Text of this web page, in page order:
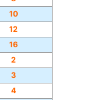
10
12
16
2
3
4